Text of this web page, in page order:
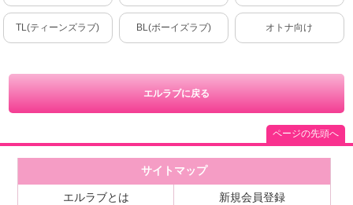
TL(ティーンズラブ) BL(ボーイズラブ) オトナ向け
エルラブに戻る
ページの先頭へ
サイトマップ
エルラブとは 新規会員登録